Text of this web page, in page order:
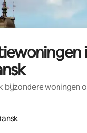
bijzondere woningen
resultaten beschikbaar